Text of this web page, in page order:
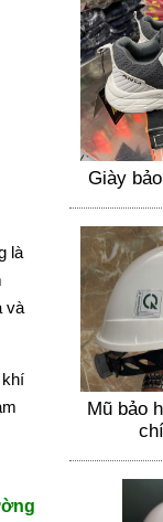
là
và
khí
Giày
Mũ bảo